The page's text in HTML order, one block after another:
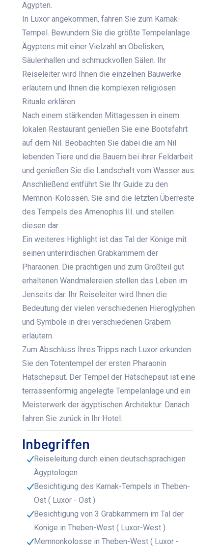
Ägypten.
In Luxor angekommen, fahren Sie zum Karnak-
Tempel. Bewundern Sie die größte Tempelanlage
Ägyptens mit einer Vielzahl an Obelisken,
Säulenhallen und schmuckvollen Sälen. Ihr
Reiseleiter wird Ihnen die einzelnen Bauwerke
erläutern und Ihnen die komplexen religiösen
Rituale erklären.
Nach einem stärkenden Mittagessen in einem
lokalen Restaurant genießen Sie eine Bootsfahrt
auf dem Nil. Beobachten Sie dabei die am Nil
lebenden Tiere und die Bauern bei ihrer Feldarbeit
und genießen Sie die Landschaft vom Wasser aus.
Anschließend entführt Sie Ihr Guide zu den
Memnon-Kolossen. Sie sind die letzten Überreste
des Tempels des Amenophis III. und stellen
diesen dar.
Ein weiteres Highlight ist das Tal der Könige mit
seinen unterirdischen Grabkammern der
Pharaonen. Die prächtigen und zum Großteil gut
erhaltenen Wandmalereien stellen das Leben im
Jenseits dar. Ihr Reiseleiter wird Ihnen die
Bedeutung der vielen verschiedenen Hieroglyphen
und Symbole in drei verschiedenen Gräbern
erläutern.
Zum Abschluss Ihres Tripps nach Luxor erkunden
Sie den Totentempel der ersten Pharaonin
Hatschepsut. Der Tempel der Hatschepsut ist eine
terrassenförmig angelegte Tempelanlage und ein
Meisterwerk der ägyptischen Architektur. Danach
fahren Sie zurück in Ihr Hotel.
Inbegriffen
Reiseleitung durch einen deutschsprachigen
Ägyptologen
Besichtigung des Karnak-Tempels in Theben-
Ost ( Luxor - Ost )
Besichtigung von 3 Grabkammern im Tal der
Könige in Theben-West ( Luxor-West )
Memnonkolosse in Theben-West ( Luxor -